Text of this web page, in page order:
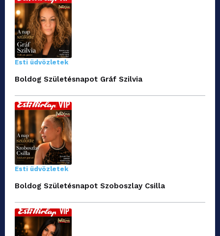
Esti üdvözletek
Boldog Születésnapot Gráf Szilvia
Esti üdvözletek
Boldog Születésnapot Szoboszlay Csilla